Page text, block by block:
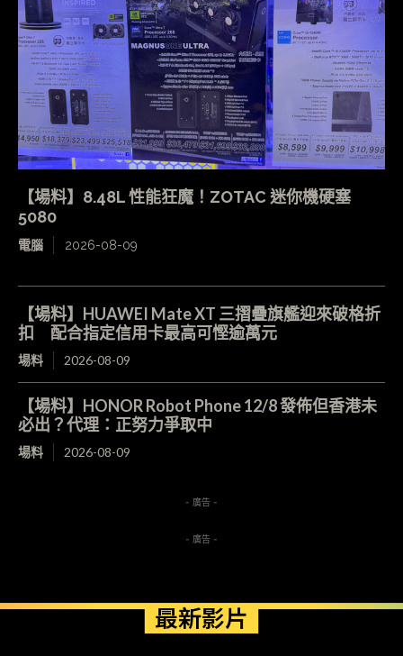
【場料】8.48L 性能狂魔！ZOTAC 迷你機硬塞
5080
電腦 2026-08-09
【場料】HUAWEI Mate XT 三摺疊旗艦迎來破格折
扣 配合指定信用卡最高可慳逾萬元
場料 2026-08-09
【場料】HONOR Robot Phone 12/8 發佈但香港未
必出？代理：正努力爭取中
場料 2026-08-09
- 廣告 -
- 廣告 -
最新影片